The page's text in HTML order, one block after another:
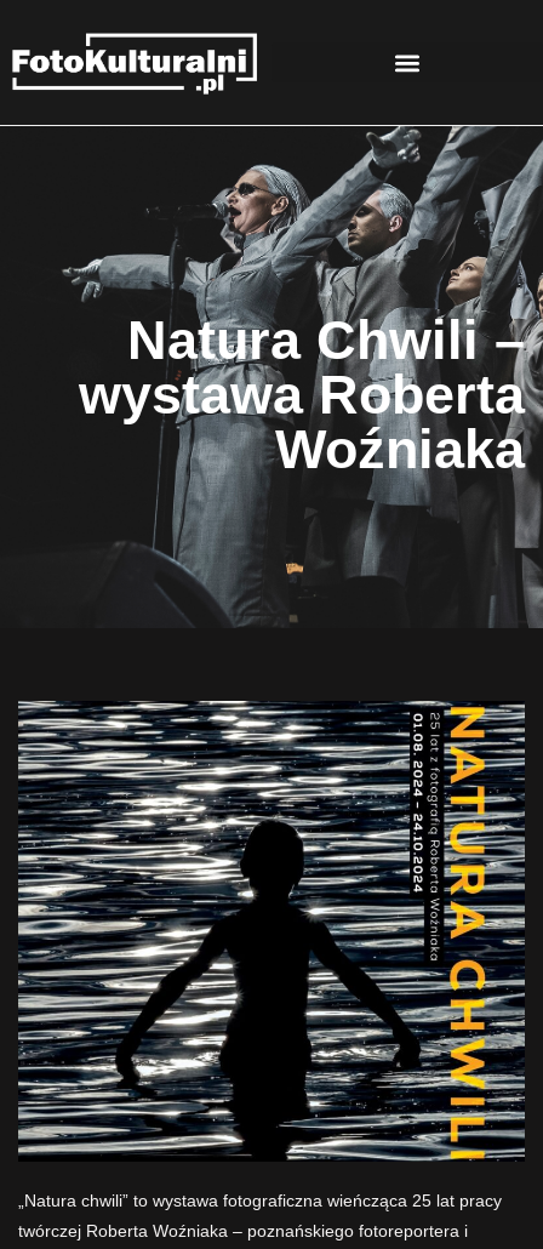
Natura Chwili –
wystawa Roberta
Woźniaka
„Natura chwili” to wystawa fotograficzna wieńcząca 25 lat pracy
twórczej Roberta Woźniaka – poznańskiego fotoreportera i